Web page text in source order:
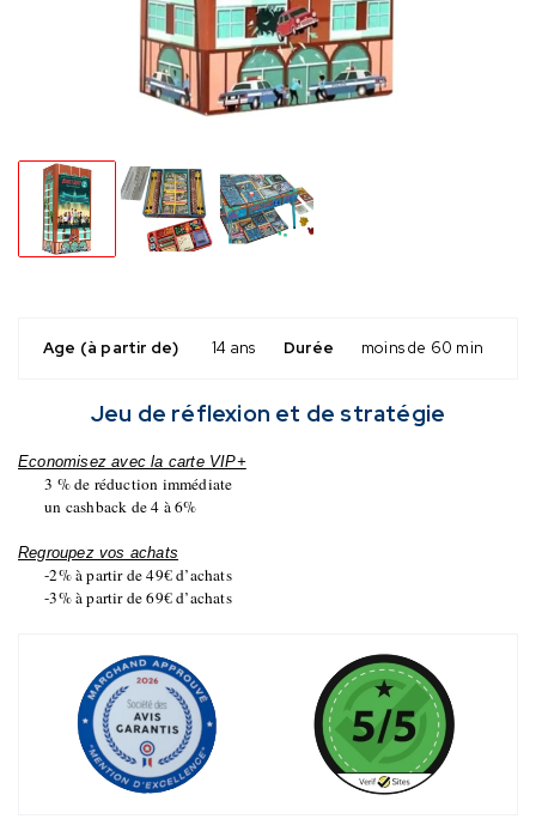
Age (à partir de) 14 ans Durée moins de 60 min
Jeu de réflexion et de stratégie
Economisez avec la carte VIP+
3 % de réduction immédiate
un cashback de 4 à 6%
Regroupez vos achats
-2% à partir de 49€ d’achats
-3% à partir de 69€ d’achats